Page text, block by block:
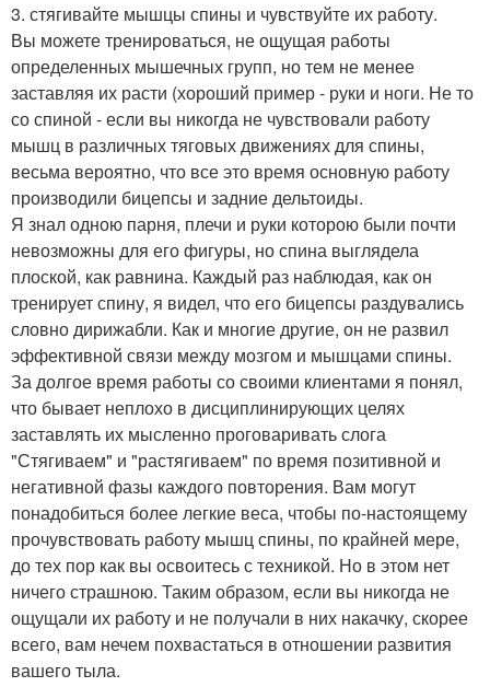
3. стягивайте мышцы спины и чувствуйте их работу.
Вы можете тренироваться, не ощущая работы
определенных мышечных групп, но тем не менее
заставляя их расти (хороший пример - руки и ноги. Не то
со спиной - если вы никогда не чувствовали работу
мышц в различных тяговых движениях для спины,
весьма вероятно, что все это время основную работу
производили бицепсы и задние дельтоиды.
Я знал одною парня, плечи и руки которою были почти
невозможны для его фигуры, но спина выглядела
плоской, как равнина. Каждый раз наблюдая, как он
тренирует спину, я видел, что его бицепсы раздувались
словно дирижабли. Как и многие другие, он не развил
эффективной связи между мозгом и мышцами спины.
За долгое время работы со своими клиентами я понял,
что бывает неплохо в дисциплинирующих целях
заставлять их мысленно проговаривать слога
"Стягиваем" и "растягиваем" по время позитивной и
негативной фазы каждого повторения. Вам могут
понадобиться более легкие веса, чтобы по-настоящему
прочувствовать работу мышц спины, по крайней мере,
до тех пор как вы освоитесь с техникой. Но в этом нет
ничего страшною. Таким образом, если вы никогда не
ощущали их работу и не получали в них накачку, скорее
всего, вам нечем похвастаться в отношении развития
вашего тыла.